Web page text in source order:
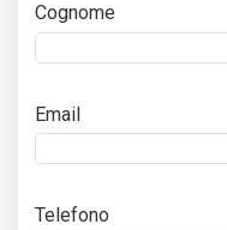
Cognome
Email
Telefono